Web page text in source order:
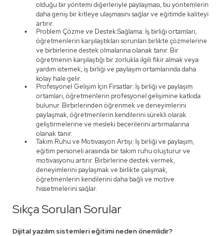
olduğu bir yöntemi diğerleriyle paylaşması, bu yöntemlerin
daha geniş bir kitleye ulaşmasını sağlar ve eğitimde kaliteyi
artırır.
Problem Çözme ve Destek Sağlama: İş birliği ortamları,
öğretmenlerin karşılaştıkları sorunları birlikte çözmelerine
ve birbirlerine destek olmalarına olanak tanır. Bir
öğretmenin karşılaştığı bir zorlukla ilgili fikir almak veya
yardım istemek, iş birliği ve paylaşım ortamlarında daha
kolay hale gelir.
Profesyonel Gelişim İçin Fırsatlar: İş birliği ve paylaşım
ortamları, öğretmenlerin profesyonel gelişimine katkıda
bulunur. Birbirlerinden öğrenmek ve deneyimlerini
paylaşmak, öğretmenlerin kendilerini sürekli olarak
geliştirmelerine ve mesleki becerilerini artırmalarına
olanak tanır.
Takım Ruhu ve Motivasyon Artışı: İş birliği ve paylaşım,
eğitim personeli arasında bir takım ruhu oluşturur ve
motivasyonu artırır. Birbirlerine destek vermek,
deneyimlerini paylaşmak ve birlikte çalışmak,
öğretmenlerin kendilerini daha bağlı ve motive
hissetmelerini sağlar.
Sıkça Sorulan Sorular
Dijital yazılım sistemleri eğitimi neden önemlidir?